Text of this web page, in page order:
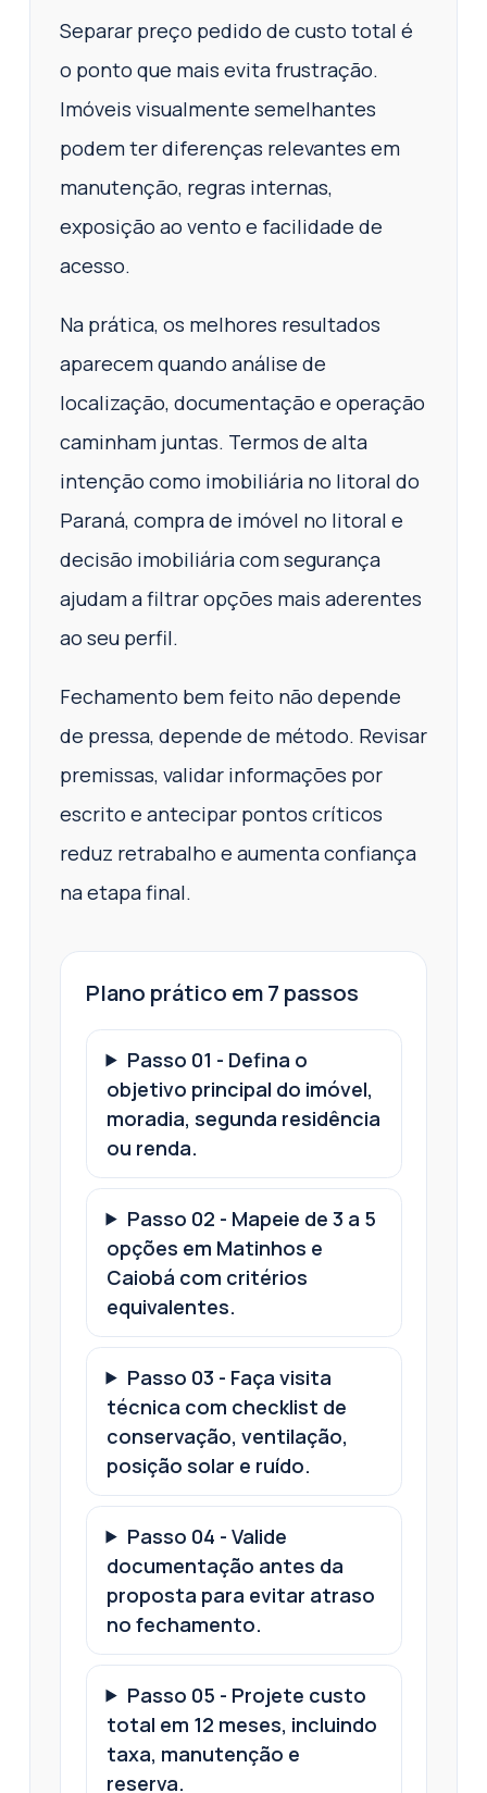
Separar preço pedido de custo total é
o ponto que mais evita frustração.
Imóveis visualmente semelhantes
podem ter diferenças relevantes em
manutenção, regras internas,
exposição ao vento e facilidade de
acesso.
Na prática, os melhores resultados
aparecem quando análise de
localização, documentação e operação
caminham juntas. Termos de alta
intenção como imobiliária no litoral do
Paraná, compra de imóvel no litoral e
decisão imobiliária com segurança
ajudam a filtrar opções mais aderentes
ao seu perfil.
Fechamento bem feito não depende
de pressa, depende de método. Revisar
premissas, validar informações por
escrito e antecipar pontos críticos
reduz retrabalho e aumenta confiança
na etapa final.
Plano prático em 7 passos
Passo 01 - Defina o
objetivo principal do imóvel,
moradia, segunda residência
ou renda.
Passo 02 - Mapeie de 3 a 5
opções em Matinhos e
Caiobá com critérios
equivalentes.
Passo 03 - Faça visita
técnica com checklist de
conservação, ventilação,
posição solar e ruído.
Passo 04 - Valide
documentação antes da
proposta para evitar atraso
no fechamento.
Passo 05 - Projete custo
total em 12 meses, incluindo
taxa, manutenção e
reserva.